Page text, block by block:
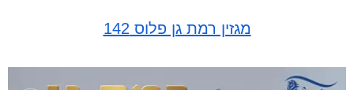
מגזין רמת גן פלוס 142